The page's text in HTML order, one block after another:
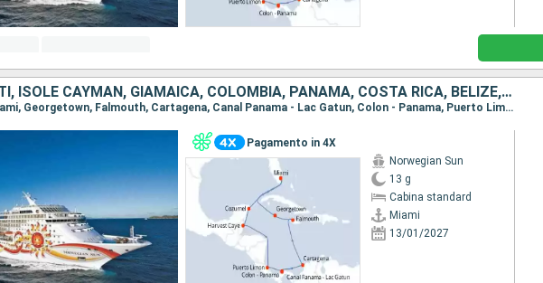
STATI UNITI, ISOLE CAYMAN, GIAMAICA, COLOMBIA, PANAMA, COSTA RICA, BELIZE, MESSICO
Itinerario : Miami, Georgetown, Falmouth, Cartagena, Canal Panama - Lac Gatun, Colon - Panama, Puerto Limon, Harvest Caye, Cozumel, Miami
Pagamento in 4X
Norwegian Sun
13 g
Cabina standard
Miami
13/01/2027